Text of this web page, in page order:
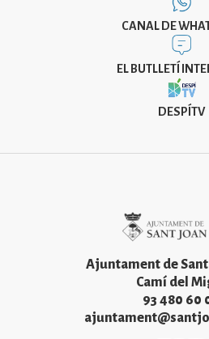
CANAL DE
EL BUTLLETÍ
DESPÍTV
Ajuntament de
Camí del
93 480 60